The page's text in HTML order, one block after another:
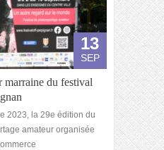
13
SEP
marraine du festival
2023, la 29e édition du
amateur organisée